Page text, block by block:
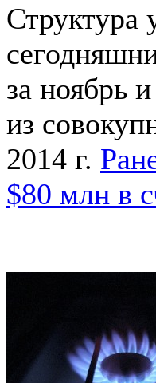
Структура
за ноябрь
из
2014 г.
$80 млн в